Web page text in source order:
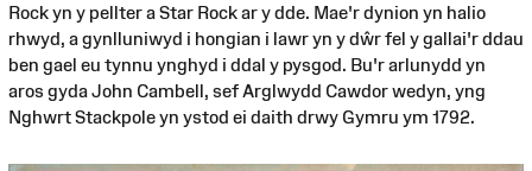
Rock yn y pellter a Star Rock ar y dde. Mae'r dynion yn halio
rhwyd, a gynlluniwyd i hongian i lawr yn y dŵr fel y gallai'r ddau
ben gael eu tynnu ynghyd i ddal y pysgod. Bu'r arlunydd yn
aros gyda John Cambell, sef Arglwydd Cawdor wedyn, yng
Nghwrt Stackpole yn ystod ei daith drwy Gymru ym 1792.